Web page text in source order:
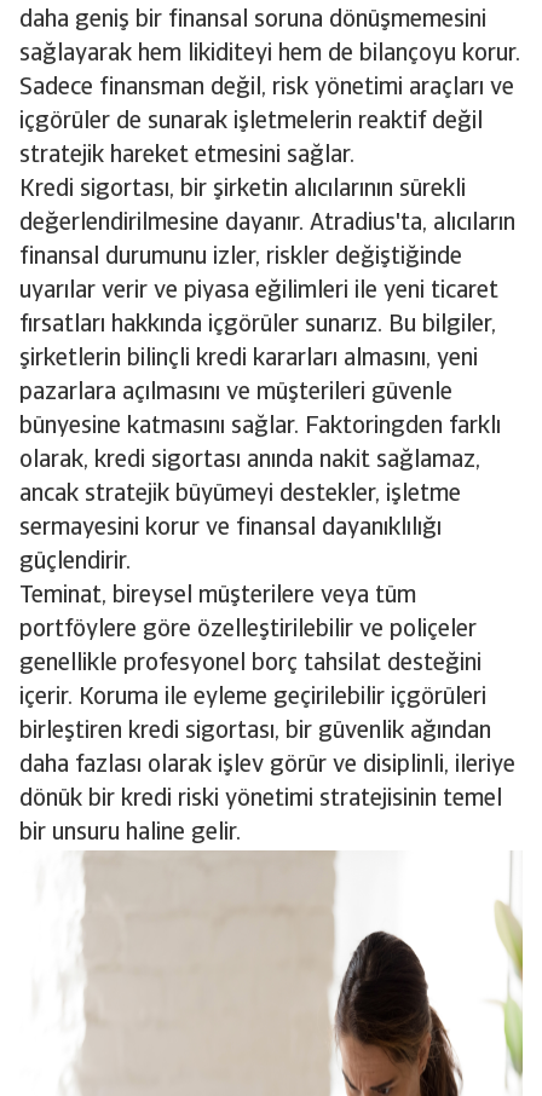
daha geniş bir finansal soruna dönüşmemesini
sağlayarak hem likiditeyi hem de bilançoyu korur.
Sadece finansman değil, risk yönetimi araçları ve
içgörüler de sunarak işletmelerin reaktif değil
stratejik hareket etmesini sağlar.
Kredi sigortası, bir şirketin alıcılarının sürekli
değerlendirilmesine dayanır. Atradius'ta, alıcıların
finansal durumunu izler, riskler değiştiğinde
uyarılar verir ve piyasa eğilimleri ile yeni ticaret
fırsatları hakkında içgörüler sunarız. Bu bilgiler,
şirketlerin bilinçli kredi kararları almasını, yeni
pazarlara açılmasını ve müşterileri güvenle
bünyesine katmasını sağlar. Faktoringden farklı
olarak, kredi sigortası anında nakit sağlamaz,
ancak stratejik büyümeyi destekler, işletme
sermayesini korur ve finansal dayanıklılığı
güçlendirir.
Teminat, bireysel müşterilere veya tüm
portföylere göre özelleştirilebilir ve poliçeler
genellikle profesyonel borç tahsilat desteğini
içerir. Koruma ile eyleme geçirilebilir içgörüleri
birleştiren kredi sigortası, bir güvenlik ağından
daha fazlası olarak işlev görür ve disiplinli, ileriye
dönük bir kredi riski yönetimi stratejisinin temel
bir unsuru haline gelir.